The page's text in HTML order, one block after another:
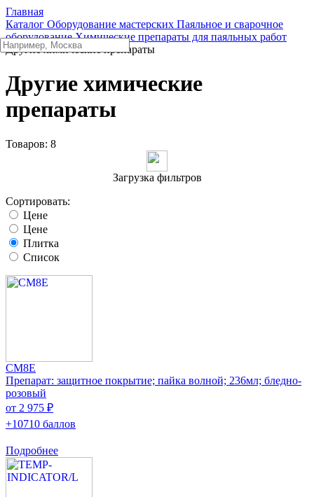
Главная
Каталог Оборудование мастерских Паяльное и сварочное
оборудование Химические препараты для паяльных работ
Другие химические препараты
Другие химические
препараты
Товаров: 8
Загрузка фильтров
Сортировать:
Цене
Цене
Плитка
Список
CM8E
Препарат: защитное покрытие; пайка волной; 236мл; бледно-
розовый
от 2 975 ₽
+10710 баллов
Подробнее